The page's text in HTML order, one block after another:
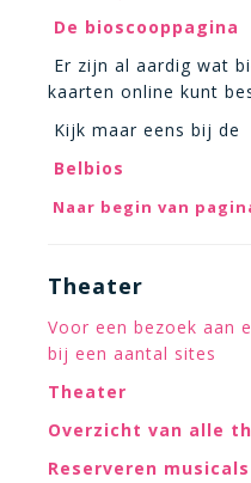
De bioscooppagina
Er zijn al aardig wat
kaarten online kunt
Kijk maar eens bij de
Belbios
Naar begin van
Theater
Voor een bezoek aan
bij een aantal sites
Theater
Overzicht van alle
Reserveren